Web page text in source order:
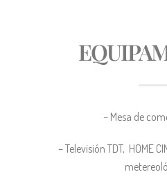
– Mesa de
– Televisión TDT, HOME